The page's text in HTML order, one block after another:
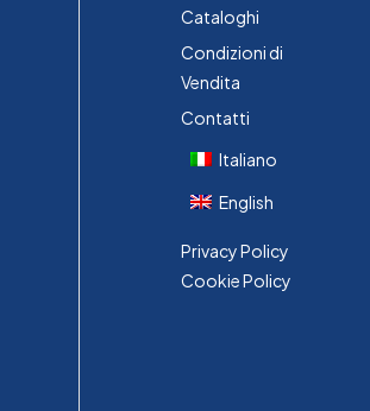
Cataloghi
Condizioni di
Vendita
Contatti
Italiano
English
Privacy Policy
Cookie Policy